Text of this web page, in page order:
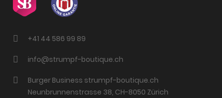
+41 44 586 99 89
info@strumpf-boutique.ch
Burger Business strumpf-boutique.ch
Neunbrunnenstrasse 38, CH-8050 Zürich